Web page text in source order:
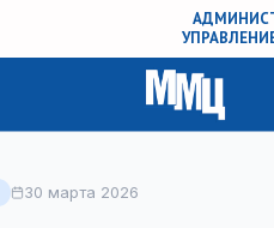
30 марта 2026